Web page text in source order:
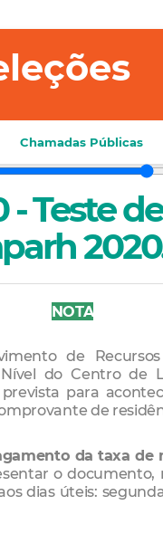
Chamadas Públicas
Teste
NOTA
de
do Centro de
para
de
da taxa de
o documento,
dias úteis: